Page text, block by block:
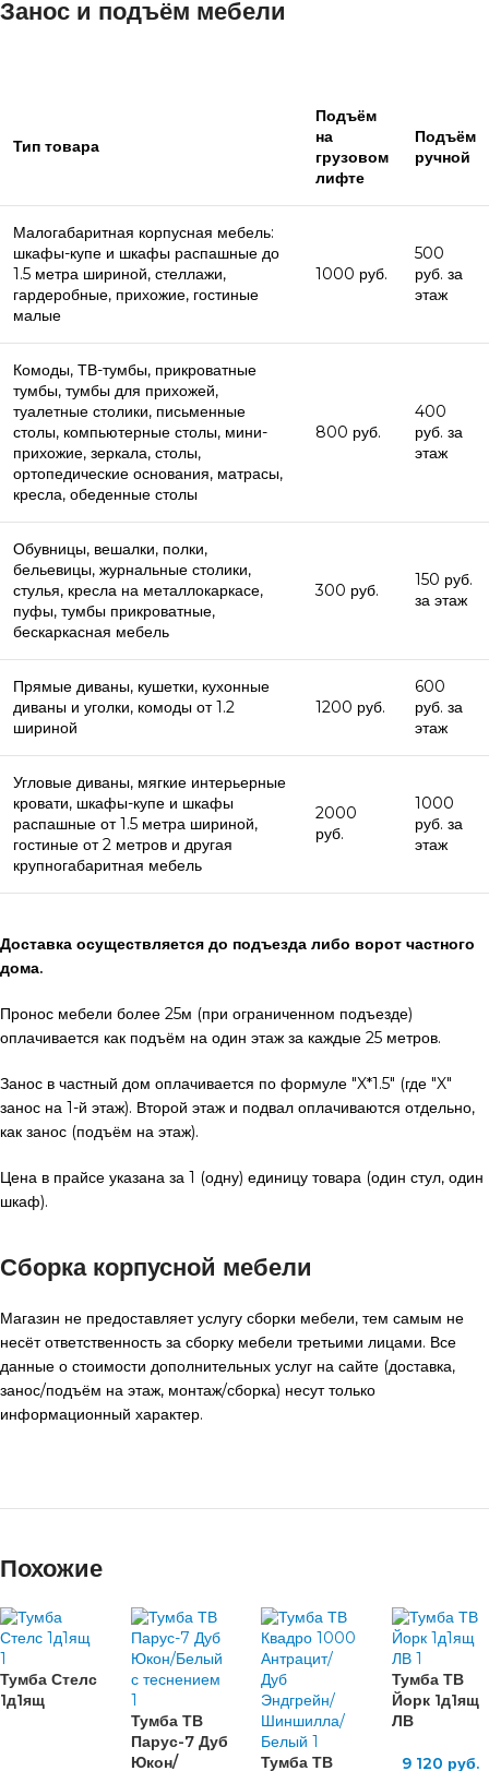
Занос и подъём мебели
Тип товара
Подъём
на
грузовом
лифте
Подъём
ручной
Малогабаритная корпусная мебель:
шкафы-купе и шкафы распашные до
1.5 метра шириной, стеллажи,
гардеробные, прихожие, гостиные
малые
1000 руб.
500
руб. за
этаж
Комоды, ТВ-тумбы, прикроватные
тумбы, тумбы для прихожей,
туалетные столики, письменные
столы, компьютерные столы, мини-
прихожие, зеркала, столы,
ортопедические основания, матрасы,
кресла, обеденные столы
800 руб.
400
руб. за
этаж
Обувницы, вешалки, полки,
бельевицы, журнальные столики,
стулья, кресла на металлокаркасе,
пуфы, тумбы прикроватные,
бескаркасная мебель
300 руб.
150 руб.
за этаж
Прямые диваны, кушетки, кухонные
диваны и уголки, комоды от 1.2
шириной
1200 руб.
600
руб. за
этаж
Угловые диваны, мягкие интерьерные
кровати, шкафы-купе и шкафы
распашные от 1.5 метра шириной,
гостиные от 2 метров и другая
крупногабаритная мебель
2000
руб.
1000
руб. за
этаж
Доставка осуществляется до подъезда либо ворот частного
дома.
Пронос мебели более 25м (при ограниченном подъезде)
оплачивается как подъём на один этаж за каждые 25 метров.
Занос в частный дом оплачивается по формуле "X*1.5" (где "X"
занос на 1-й этаж). Второй этаж и подвал оплачиваются отдельно,
как занос (подъём на этаж).
Цена в прайсе указана за 1 (одну) единицу товара (один стул, один
шкаф).
Сборка корпусной мебели
Магазин не предоставляет услугу сборки мебели, тем самым не
несёт ответственность за сборку мебели третьими лицами. Все
данные о стоимости дополнительных услуг на сайте (доставка,
занос/подъём на этаж, монтаж/сборка) несут только
информационный характер.
Похожие
Тумба Стелс
1д1ящ
Тумба ТВ
Парус-7 Дуб
Юкон/
Тумба ТВ
Тумба ТВ
Йорк 1д1ящ
ЛВ
9 120 руб.